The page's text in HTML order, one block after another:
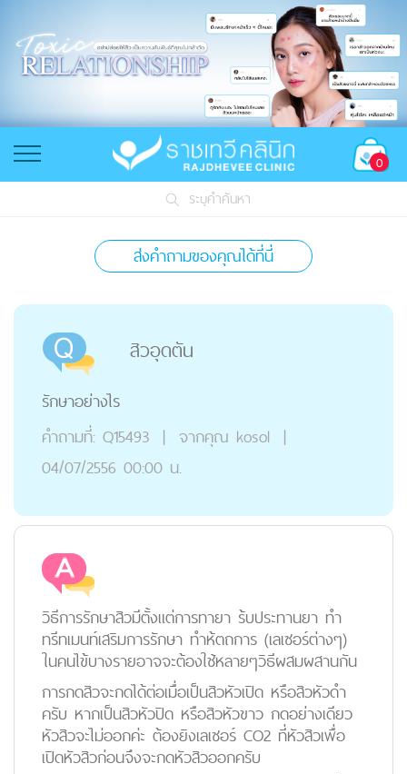
0
ระบุคำค้นหา
ส่งคำถามของคุณได้ที่นี่
สิวอุดตัน
รักษาอย่างไร
คำถามที่: Q15493 | จากคุณ kosol |
04/07/2556 00:00 น.
วิธีการรักษาสิวมีตั้งแต่การทายา ร้บประทานยา ทำ
ทรีทเมนท์เสริมการรักษา ทำห้ตถการ (เลเซอร์ต่างๆ)
ในคนไข้บางรายอาจจะต้องใช้หลายๆวิธีผสมผสานกัน
การกดสิวจะกดได้ต่อเมื่อเป็นสิวหัวเปิด หรือสิวหัวดำ
ครับ หากเป็นสิวหัวปิด หรือสิวหัวขาว กดอย่างเดียว
หัวสิวจะไม่ออกค่ะ ต้องยิงเลเซอร์ CO2 ที่หัวสิวเพื่อ
เปิดหัวสิวก่อนจึงจะกดหัวสิวออกครับ